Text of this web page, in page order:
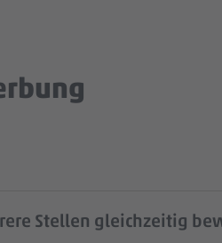
Stellen gleichzeitig